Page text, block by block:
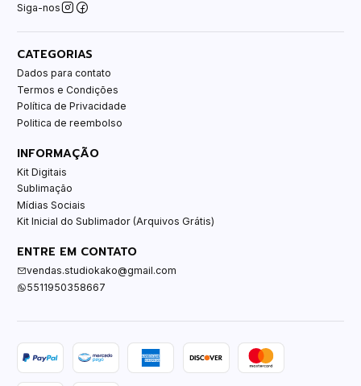
Siga-nos
CATEGORIAS
Dados para contato
Termos e Condições
Política de Privacidade
Politica de reembolso
INFORMAÇÃO
Kit Digitais
Sublimação
Mídias Sociais
Kit Inicial do Sublimador (Arquivos Grátis)
ENTRE EM CONTATO
vendas.studiokako@gmail.com
5511950358667